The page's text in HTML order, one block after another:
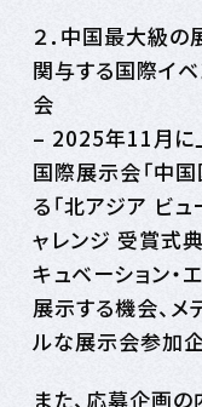
２．中国最大級
関与する国際イ
会
– 2025年11月に
国際展示会「中
る「北アジア ビ
ャレンジ 受賞式典
キュベーション・
展示する機会、
ルな展示会参加
また、応募企画